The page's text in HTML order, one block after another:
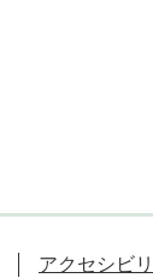
アクセシビ